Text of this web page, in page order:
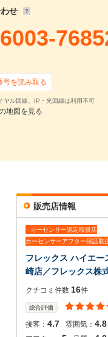
せ
号を読み取る
ヤル回線、IP・光回線は利用不可
地図を見る
販売店情報
カーセンサー認定取扱店
カーセンサーアフター保証取
フレックス ハイエー
崎店／フレックス株
クチコミ件数 16件
総合評価
接客： 4.7 雰囲気： 4.8